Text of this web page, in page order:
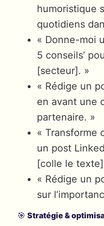
humoristique
quotidiens
« Donne-moi
5 conseils’
[secteur]. »
« Rédige un
en avant une
partenaire. »
« Transforme
un post
[colle le
« Rédige un
sur
🎯 Stratégie &